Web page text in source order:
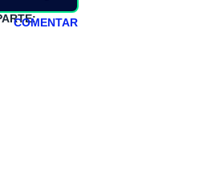
COMENTAR